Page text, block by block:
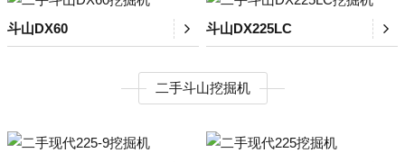
斗山DX60 斗山DX225LC
二手斗山挖掘机